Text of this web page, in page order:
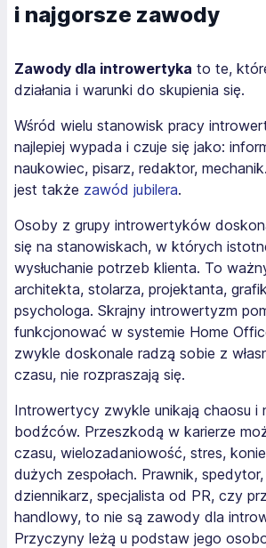
i najgorsze zawody
Zawody dla introwertyka to te,
działania i warunki do skupienia się.
Wśród wielu stanowisk pracy
najlepiej wypada i czuje się jako:
naukowiec, pisarz, redaktor,
jest także zawód jubilera.
Osoby z grupy introwertyków
się na stanowiskach, w których
wysłuchanie potrzeb klienta. To
architekta, stolarza, projektanta,
psychologa. Skrajny introwertyzm
funkcjonować w systemie Home
zwykle doskonale radzą sobie z
czasu, nie rozpraszają się.
Introwertycy zwykle unikają chaosu i
bodźców. Przeszkodą w karierze
czasu, wielozadaniowość, stres,
dużych zespołach. Prawnik,
dziennikarz, specjalista od PR, czy
handlowy, to nie są zawody dla
Przyczyny leżą u podstaw jego